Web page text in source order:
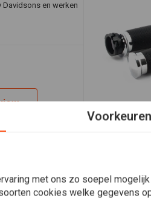
Davidsons en werken
Voorkeuren
met ons zo soepel
cookies welke gegevens